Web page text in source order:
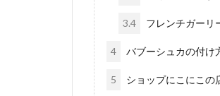
3.4 フレンチガーリ
4 バブーシュカの付け
5 ショップにこにこの